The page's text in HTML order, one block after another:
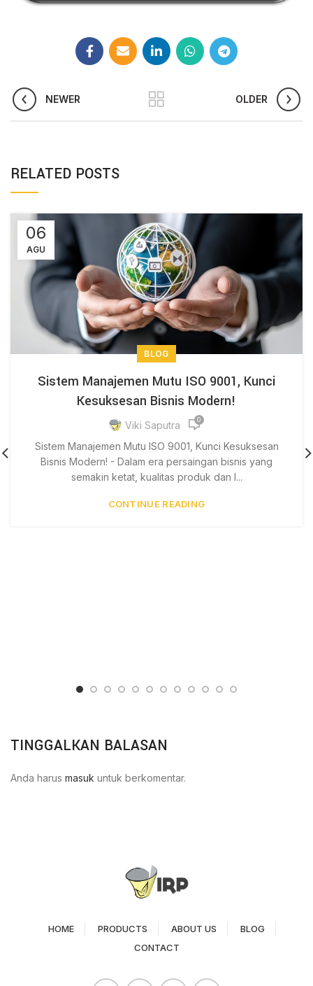
NEWER OLDER
RELATED POSTS
06
AGU
BLOG
Sistem Manajemen Mutu ISO 9001, Kunci
Kesuksesan Bisnis Modern!
Viki Saputra 0
Sistem Manajemen Mutu ISO 9001, Kunci Kesuksesan
Bisnis Modern! - Dalam era persaingan bisnis yang
semakin ketat, kualitas produk dan l...
CONTINUE READING
TINGGALKAN BALASAN
Anda harus masuk untuk berkomentar.
HOME PRODUCTS ABOUT US
BLOG
CONTACT